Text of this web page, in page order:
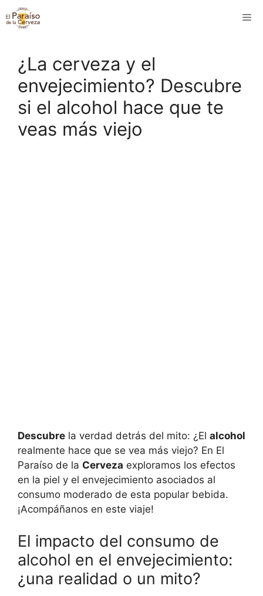
Saltar
al
¿La cerveza y el
envejecimiento? Descubre
si el alcohol hace que te
veas más viejo
Descubre la verdad detrás del mito: ¿El alcohol
realmente hace que se vea más viejo? En El
Paraíso de la Cerveza exploramos los efectos
en la piel y el envejecimiento asociados al
consumo moderado de esta popular bebida.
¡Acompáñanos en este viaje!
El impacto del consumo de
alcohol en el envejecimiento:
¿una realidad o un mito?